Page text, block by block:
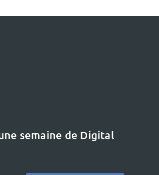
semaine de Digital